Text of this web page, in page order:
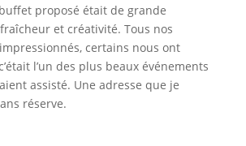
proposé était de grande
et créativité. Tous nos
certains nous ont
l’un des plus beaux événements
assisté. Une adresse que je
réserve.